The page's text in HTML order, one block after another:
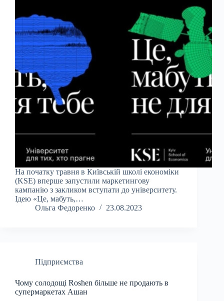
На початку травня в Київській школі економіки
(KSE) вперше запустили маркетингову
кампанію з закликом вступати до університету.
Ідею «Це, мабуть,…
Ольга Федоренко
23.08.2023
Підприємства
Чому солодощі Roshen більше не продають в
супермаркетах Ашан